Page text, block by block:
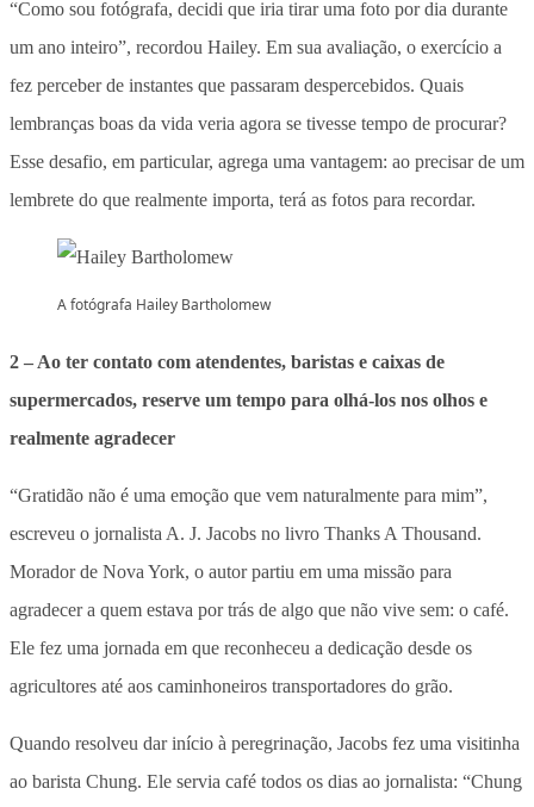
“Como sou fotógrafa, decidi que iria tirar uma foto por dia durante
um ano inteiro”, recordou Hailey. Em sua avaliação, o exercício a
fez perceber de instantes que passaram despercebidos. Quais
lembranças boas da vida veria agora se tivesse tempo de procurar?
Esse desafio, em particular, agrega uma vantagem: ao precisar de um
lembrete do que realmente importa, terá as fotos para recordar.
A fotógrafa Hailey Bartholomew
2 – Ao ter contato com atendentes, baristas e caixas de
supermercados, reserve um tempo para olhá-los nos olhos e
realmente agradecer
“Gratidão não é uma emoção que vem naturalmente para mim”,
escreveu o jornalista A. J. Jacobs no livro Thanks A Thousand.
Morador de Nova York, o autor partiu em uma missão para
agradecer a quem estava por trás de algo que não vive sem: o café.
Ele fez uma jornada em que reconheceu a dedicação desde os
agricultores até aos caminhoneiros transportadores do grão.
Quando resolveu dar início à peregrinação, Jacobs fez uma visitinha
ao barista Chung. Ele servia café todos os dias ao jornalista: “Chung